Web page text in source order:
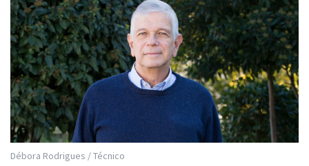
Débora Rodrigues / Técnico